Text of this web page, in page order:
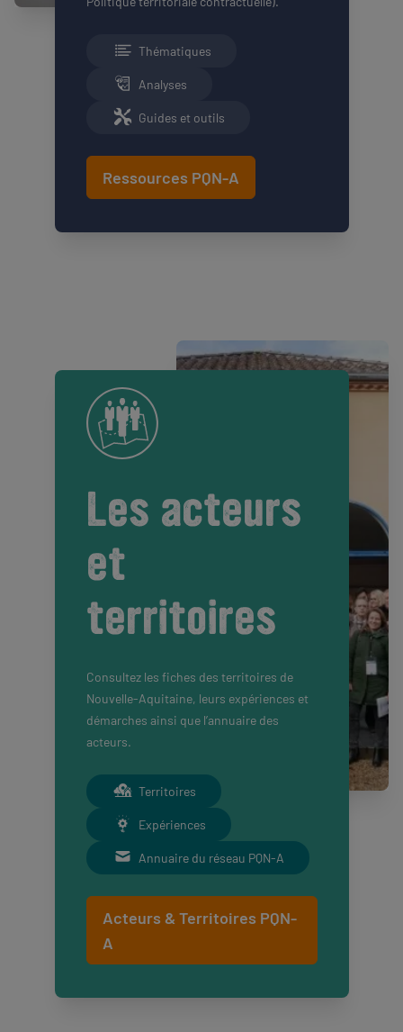
Thématiques
Analyses
Guides et outils
Ressources PQN-A
Les acteurs
et
territoires
Consultez les fiches des territoires de
Nouvelle-Aquitaine, leurs expériences et
démarches ainsi que l’annuaire des
acteurs.
Territoires
Expériences
Annuaire du réseau PQN-A
Acteurs & Territoires PQN-
A